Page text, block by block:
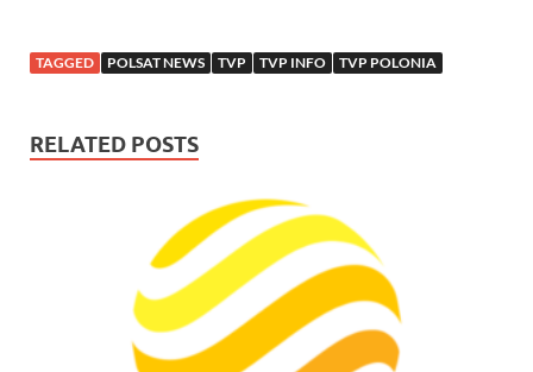
TAGGED POLSAT NEWS TVP TVP INFO TVP POLONIA
RELATED POSTS